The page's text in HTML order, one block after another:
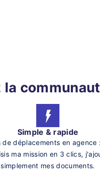
la
Simple & rapide
de déplacements en agence
ma mission en 3 clics,
simplement mes documents.